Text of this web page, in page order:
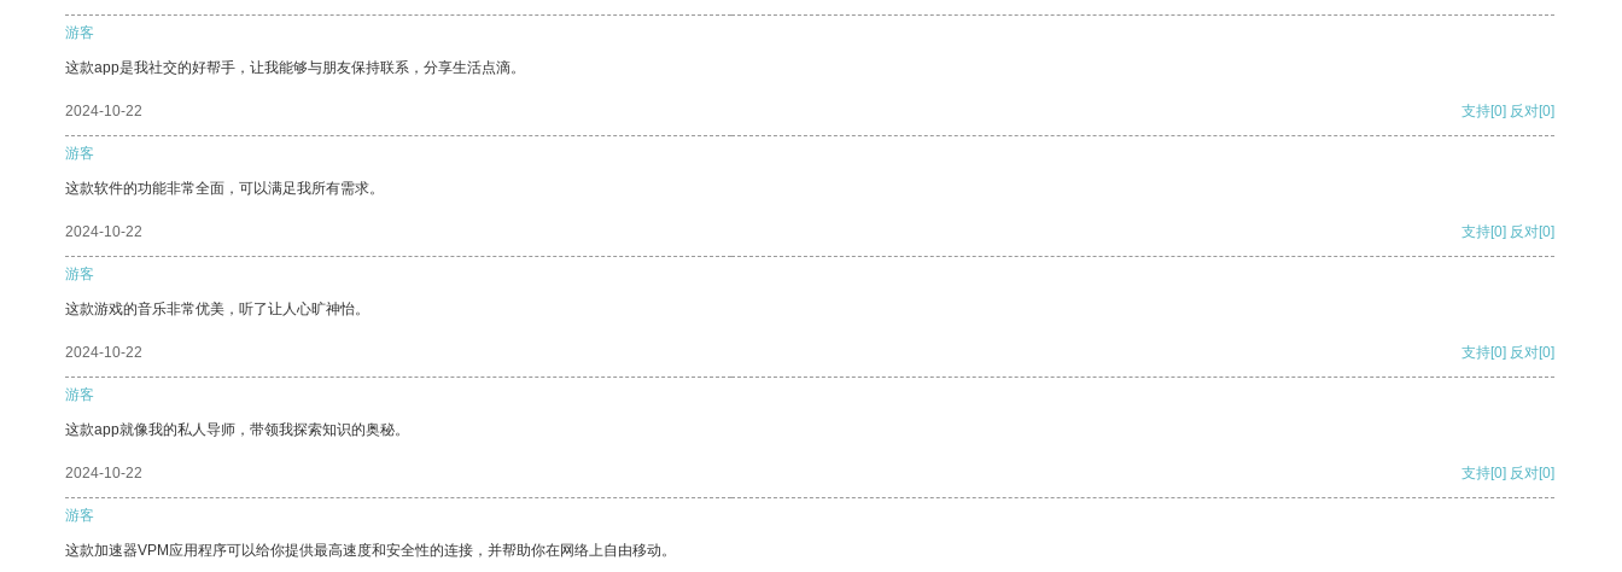
游客
这款app是我社交的好帮手，让我能够与朋友保持联系，分享生活点滴。
2024-10-22 支持[0] 反对[0]
游客
这款软件的功能非常全面，可以满足我所有需求。
2024-10-22 支持[0] 反对[0]
游客
这款游戏的音乐非常优美，听了让人心旷神怡。
2024-10-22 支持[0] 反对[0]
游客
这款app就像我的私人导师，带领我探索知识的奥秘。
2024-10-22 支持[0] 反对[0]
游客
这款加速器VPM应用程序可以给你提供最高速度和安全性的连接，并帮助你在网络上自由移动。